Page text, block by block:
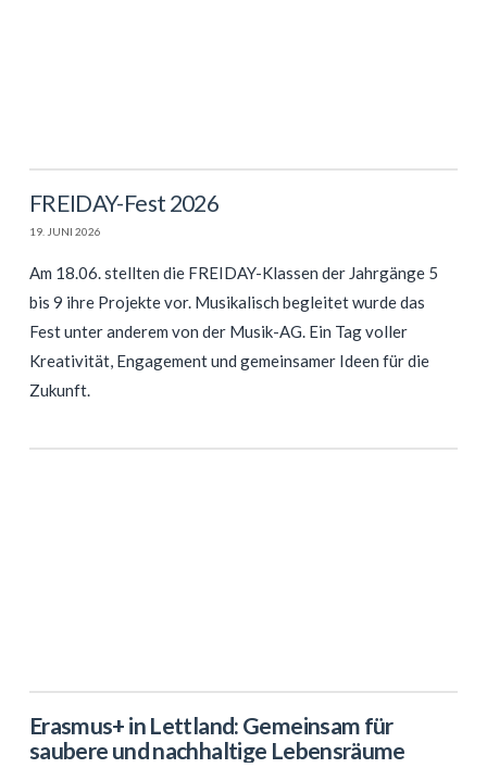
FREIDAY-Fest 2026
19. JUNI 2026
Am 18.06. stellten die FREIDAY-Klassen der Jahrgänge 5
bis 9 ihre Projekte vor. Musikalisch begleitet wurde das
Fest unter anderem von der Musik-AG. Ein Tag voller
Kreativität, Engagement und gemeinsamer Ideen für die
Zukunft.
Erasmus+ in Lettland: Gemeinsam für
saubere und nachhaltige Lebensräume